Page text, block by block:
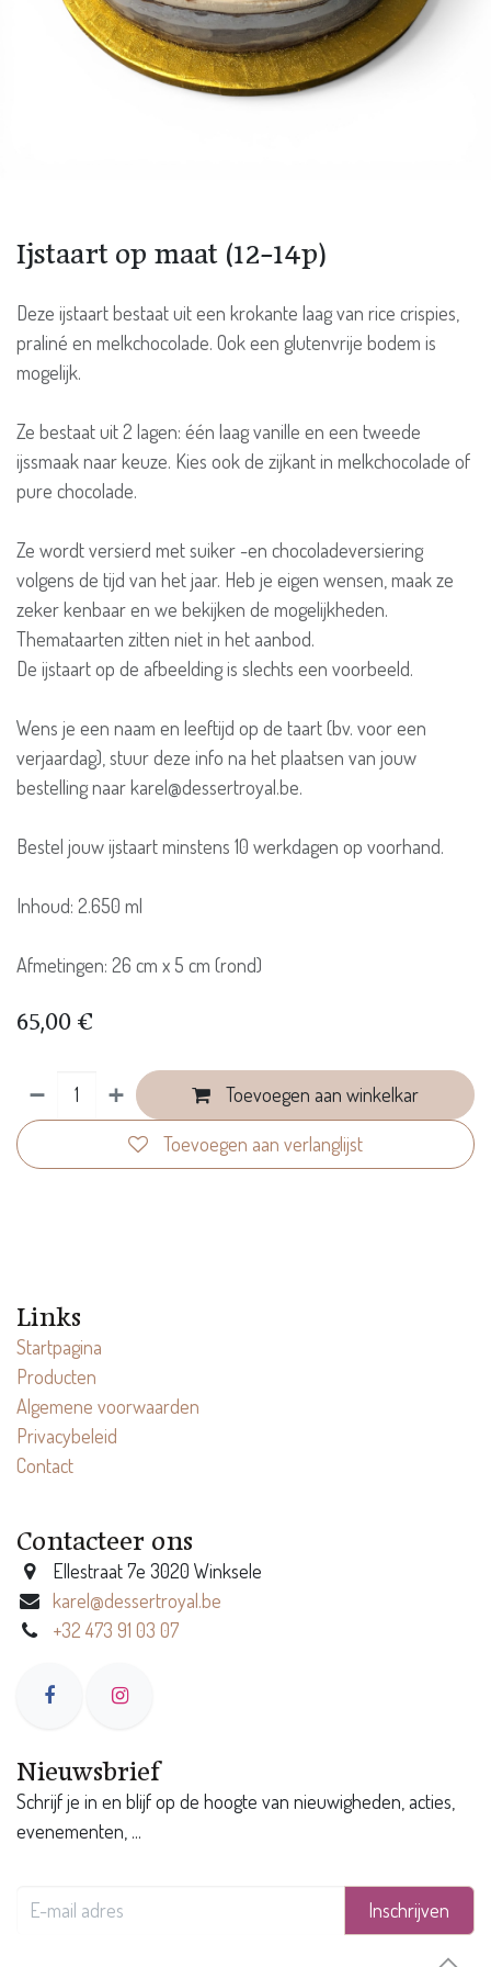
Ijstaart op maat (12-14p)
Deze ijstaart bestaat uit een krokante laag van rice crispies,
praliné en melkchocolade. Ook een glutenvrije bodem is
mogelijk.
Ze bestaat uit 2 lagen: één laag vanille en een tweede
ijssmaak naar keuze. Kies ook de zijkant in melkchocolade of
pure chocolade.
Ze wordt versierd met suiker -en chocoladeversiering
volgens de tijd van het jaar. Heb je eigen wensen, maak ze
zeker kenbaar en we bekijken de mogelijkheden.
Themataarten zitten niet in het aanbod.
De ijstaart op de afbeelding is slechts een voorbeeld.
Wens je een naam en leeftijd op de taart (bv. voor een
verjaardag), stuur deze info na het plaatsen van jouw
bestelling naar karel@dessertroyal.be.
Bestel jouw ijstaart minstens 10 werkdagen op voorhand.
Inhoud: 2.650 ml
Afmetingen: 26 cm x 5 cm (rond)
65,00 €
Toevoegen aan winkelkar
Toevoegen aan verlanglijst
Links
Startpagina
Producten
Algemene voorwaarden
Privacybeleid
Contact
Contacteer ons
Ellestraat 7e 3020 Winksele
karel@dessertroyal.be
+32 473 91 03 07
Nieuwsbrief
Schrijf je in en blijf op de hoogte van nieuwigheden, acties,
evenementen, ...
Inschrijven